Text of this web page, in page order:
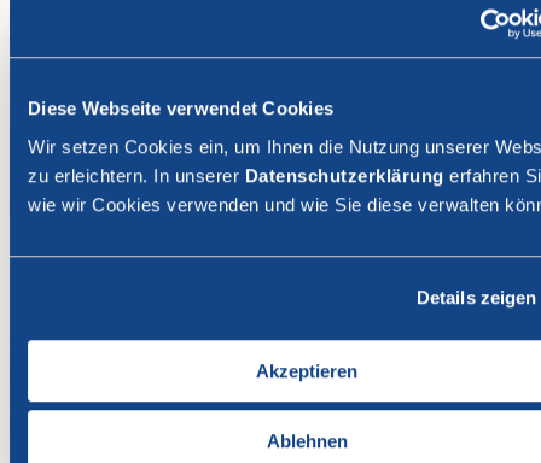
Diese Webseite verwendet Cookies
Wir setzen Cookies ein, um Ihnen die Nutzung unserer
zu erleichtern. In unserer Datenschutzerklärung erfahren
wie wir Cookies verwenden und wie Sie diese verwalten
Details zeigen
Akzeptieren
Ablehnen
Partager la page
FacebookEmail
Retour
Leiter/in Warenaufbereitung m/w, Gebr.